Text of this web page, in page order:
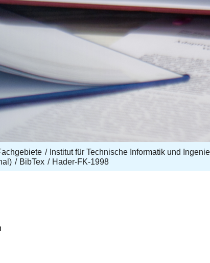
Institut für Technische Informatik und
BibTex Hader-FK-1998